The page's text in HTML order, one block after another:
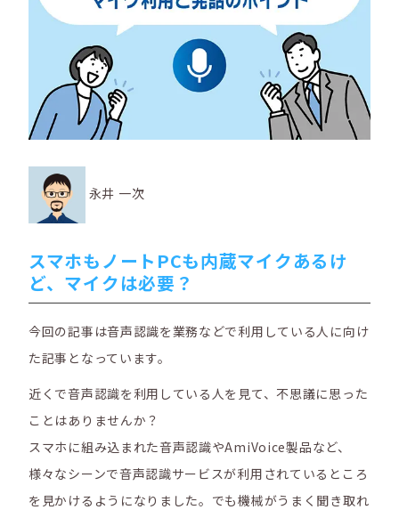
永井 一次
スマホもノートPCも内蔵マイクあるけ
ど、マイクは必要？
今回の記事は音声認識を業務などで利用している人に向け
た記事となっています。
近くで音声認識を利用している人を見て、不思議に思った
ことはありませんか？
スマホに組み込まれた音声認識やAmiVoice製品など、
様々なシーンで音声認識サービスが利用されているところ
を見かけるようになりました。でも機械がうまく聞き取れ